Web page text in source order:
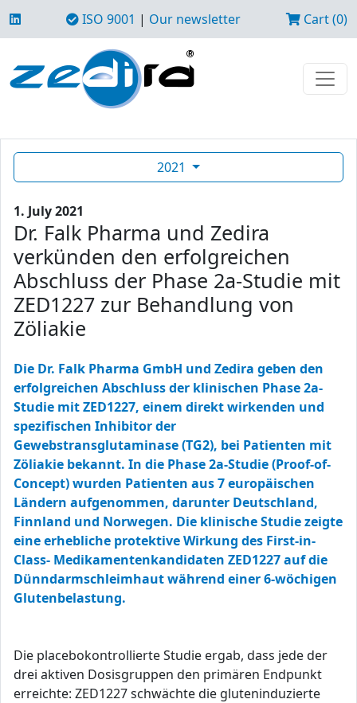
ISO 9001 | Our newsletter Cart (0)
2021
1. July 2021
Dr. Falk Pharma und Zedira
verkünden den erfolgreichen
Abschluss der Phase 2a-Studie mit
ZED1227 zur Behandlung von
Zöliakie
Die Dr. Falk Pharma GmbH und Zedira geben den
erfolgreichen Abschluss der klinischen Phase 2a-
Studie mit ZED1227, einem direkt wirkenden und
spezifischen Inhibitor der
Gewebstransglutaminase (TG2), bei Patienten mit
Zöliakie bekannt. In die Phase 2a-Studie (Proof-of-
Concept) wurden Patienten aus 7 europäischen
Ländern aufgenommen, darunter Deutschland,
Finnland und Norwegen. Die klinische Studie zeigte
eine erhebliche protektive Wirkung des First-in-
Class- Medikamentenkandidaten ZED1227 auf die
Dünndarmschleimhaut während einer 6-wöchigen
Glutenbelastung.
Die placebokontrollierte Studie ergab, dass jede der
drei aktiven Dosisgruppen den primären Endpunkt
erreichte: ZED1227 schwächte die gluteninduzierte